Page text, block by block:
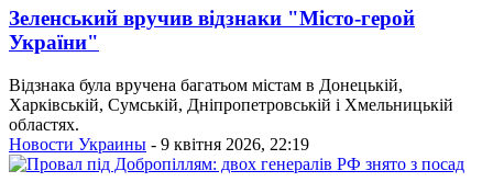
Зеленський вручив відзнаки "Місто-герой
України"
Відзнака була вручена багатьом містам в Донецькій,
Харківській, Сумській, Дніпропетровській і Хмельницькій
областях.
Новости Украины - 9 квітня 2026, 22:19